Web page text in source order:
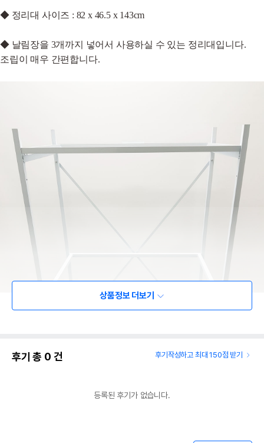
◆ 정리대 사이즈 : 82 x 46.5 x 143cm
◆ 날림장을 3개까지 넣어서 사용하실 수 있는 정리대입니다.
조립이 매우 간편합니다.
상품정보 더보기
후기 총 0 건 후기작성하고 최대 150점 받기
등록된 후기가 없습니다.